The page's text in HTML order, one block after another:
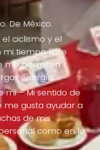
De México.
ciclismo y el
mi tiempo libre
me permiten
energía.
mi – Mi sentido de
me gusta ayudar a
de mis
como en lo